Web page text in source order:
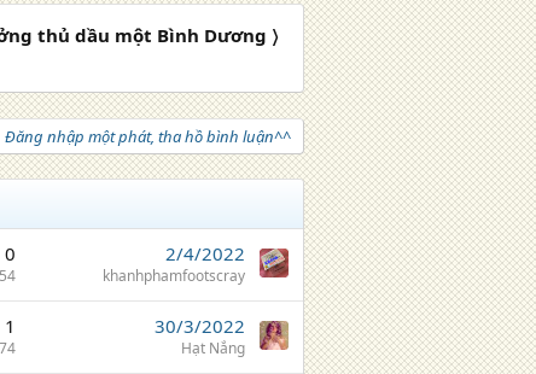
thủ dầu một Bình Dương 〉
Đăng nhập một phát, tha hồ bình luận^^
0 2/4/2022
khanhphamfootscray
1 30/3/2022
Hạt Nắng